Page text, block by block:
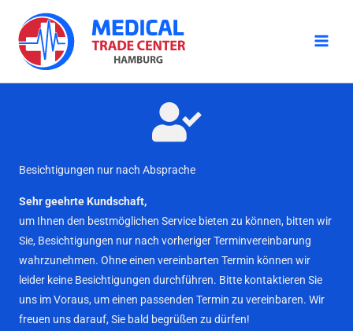
Inhalt
springen
Besichtigungen nur nach Absprache
Sehr geehrte Kundschaft,
um Ihnen den bestmöglichen Service bieten zu können, bitten wir
Sie, Besichtigungen nur nach vorheriger Terminvereinbarung
wahrzunehmen. Ohne einen vereinbarten Termin können wir
leider keine Besichtigungen durchführen. Bitte kontaktieren Sie
uns im Voraus, um einen passenden Termin zu vereinbaren. Wir
freuen uns darauf, Sie bald begrüßen zu dürfen!